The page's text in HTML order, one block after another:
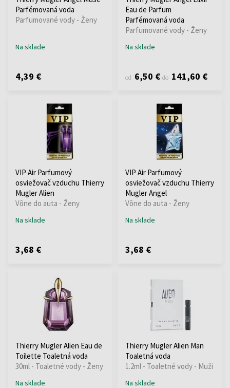
Parfémovaná voda
Parfumované vody - Ženy
Na sklade
4,39 €
Eau de Parfum
Parfémovaná voda
Parfumované vody - Ženy
Na sklade
od 6,50 € do 141,60 €
VIP Air Parfumový
osviežovač vzduchu Thierry
Mugler Alien
Vône do auta - Ženy
Na sklade
3,68 €
VIP Air Parfumový
osviežovač vzduchu Thierry
Mugler Angel
Vône do auta - Ženy
Na sklade
3,68 €
Thierry Mugler Alien Eau de
Toilette Toaletná voda
30ml - Toaletné vody - Ženy
Na sklade
Thierry Mugler Alien Man
Toaletná voda
1.2ml - Toaletné vody - Muži
Na sklade